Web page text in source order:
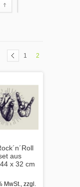
1 2
aus
x 32 cm
MwSt. zzgl.